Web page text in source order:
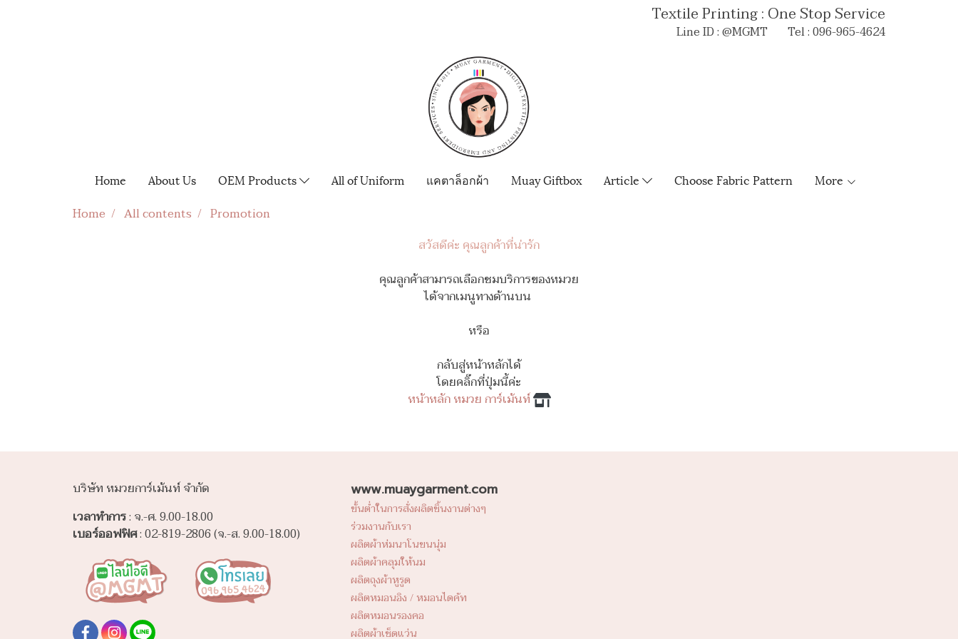
Textile Printing : One Stop Service
Line ID : @MGMT Tel : 096-965-4624
Home About Us OEM Products All of Uniform แคตาล็อกผ้า Muay Giftbox Article Choose Fabric Pattern More
Home All contents
Promotion
สวัสดีค่ะ คุณลูกค้าที่น่ารัก
คุณลูกค้าสามารถเลือกชมบริการของหมวย
ได้จากเมนูทางด้านบน
หรือ
กลับสู่หน้าหลักได้
โดยคลิ๊กที่ปุ่มนี้ค่ะ
หน้าหลัก หมวย การ์เม้นท์
บริษัท หมวยการ์เม้นท์ จำกัด
เวลาทำการ: จ.-ศ. 9.00-18.00
เบอร์ออฟฟิศ: 02-819-2806 (จ.-ส. 9.00-18.00)
www.muaygarment.com
ขั้นต่ำในการสั่งผลิตชิ้นงานต่างๆ
ร่วมงานกับเรา
ผลิตผ้าห่มนาโนขนนุ่ม
ผลิตผ้าคลุมให้นม
ผลิตถุงผ้าหูรูด
ผลิตหมอนอิง / หมอนไดคัท
ผลิตหมอนรองคอ
ผลิตผ้าเช็ดแว่น